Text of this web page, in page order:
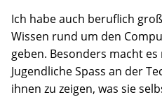
Ich habe auch beruflich
Wissen rund um den
geben. Besonders macht
Jugendliche Spass an der
ihnen zu zeigen, was sie